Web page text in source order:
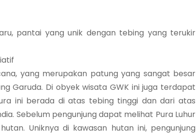
pantai yang unik dengan tebing yang terukir
yang merupakan patung yang sangat besar
Garuda. Di obyek wisata GWK ini juga terdapat
ini berada di atas tebing tinggi dan dari atas
Sebelum pengunjung dapat melihat Pura Luhur
Uniknya di kawasan hutan ini, pengunjung